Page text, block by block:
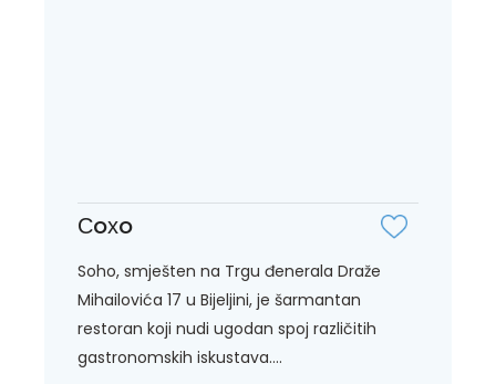
Сoхo
Soho, smješten na Trgu đenerala Draže
Mihailovića 17 u Bijeljini, je šarmantan
restoran koji nudi ugodan spoj različitih
gastronomskih iskustava....